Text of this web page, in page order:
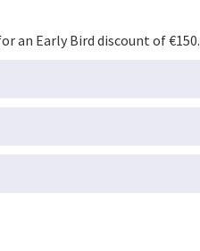
an Early Bird discount of €150.